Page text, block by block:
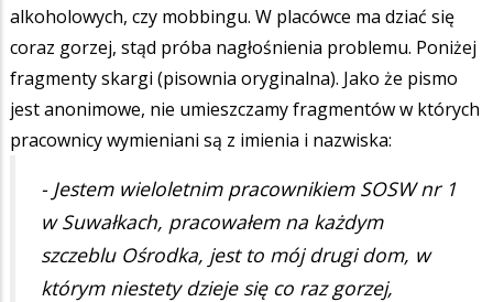
alkoholowych, czy mobbingu. W placówce ma dziać się
coraz gorzej, stąd próba nagłośnienia problemu. Poniżej
fragmenty skargi (pisownia oryginalna). Jako że pismo
jest anonimowe, nie umieszczamy fragmentów w których
pracownicy wymieniani są z imienia i nazwiska:
- Jestem wieloletnim pracownikiem SOSW nr 1
w Suwałkach, pracowałem na każdym
szczeblu Ośrodka, jest to mój drugi dom, w
którym niestety dzieje się co raz gorzej,